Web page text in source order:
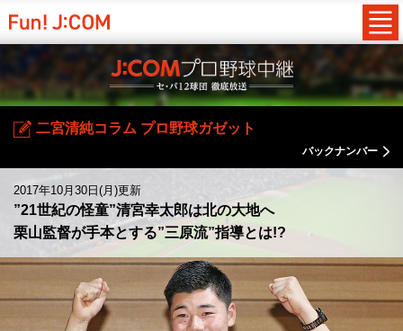
二宮清純コラム プロ野球ガゼット
バックナンバー
2017年10月30日(月)更新
”21世紀の怪童”清宮幸太郎は北の大地へ
栗山監督が手本とする”三原流”指導とは!?